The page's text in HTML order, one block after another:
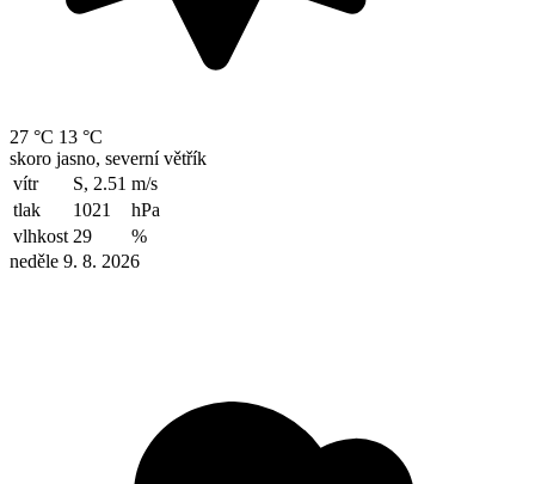
27 °C 13 °C
skoro jasno, severní větřík
vítr
S, 2.51 m/s
tlak
1021
hPa
vlhkost 29
%
neděle 9. 8. 2026